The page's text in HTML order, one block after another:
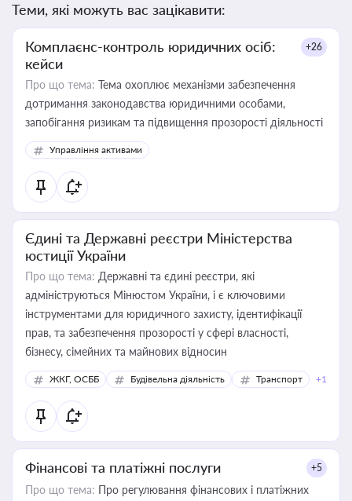
Теми, які можуть вас зацікавити:
Комплаєнс-контроль юридичних осіб:
кейси
+26
Про що тема: Тема охоплює механізми забезпечення
дотримання законодавства юридичними особами,
запобігання ризикам та підвищення прозорості діяльності
Управління активами
Єдині та Державні реєстри Міністерства
юстиції України
Про що тема: Державні та єдині реєстри, які
адмініструються Мінюстом України, і є ключовими
інструментами для юридичного захисту, ідентифікації
прав, та забезпечення прозорості у сфері власності,
бізнесу, сімейних та майнових відносин
ЖКГ, ОСББ Будівельна діяльність Транспорт +1
Фінансові та платіжні послуги +5
Про що тема: Про регулювання фінансових і платіжних